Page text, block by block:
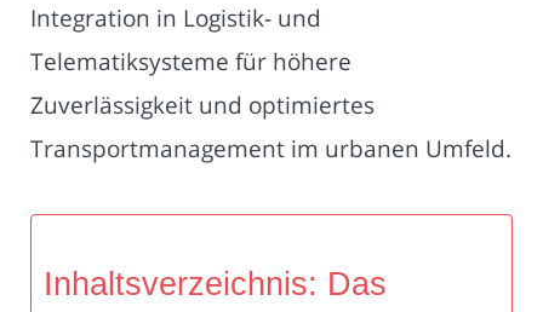
Integration in Logistik- und
Telematiksysteme für höhere
Zuverlässigkeit und optimiertes
Transportmanagement im urbanen Umfeld.
Inhaltsverzeichnis: Das